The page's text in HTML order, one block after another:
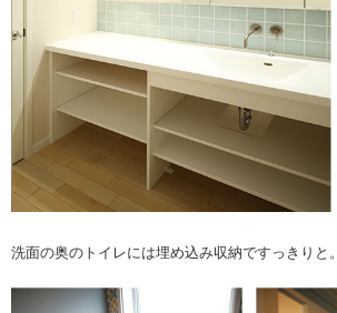
洗面の奥のトイレには埋め込み収納ですっきりと。